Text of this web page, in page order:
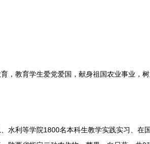
教育学生爱党爱国，献身祖国农业事业，
利等学院1800名本科生教学实践实习、在